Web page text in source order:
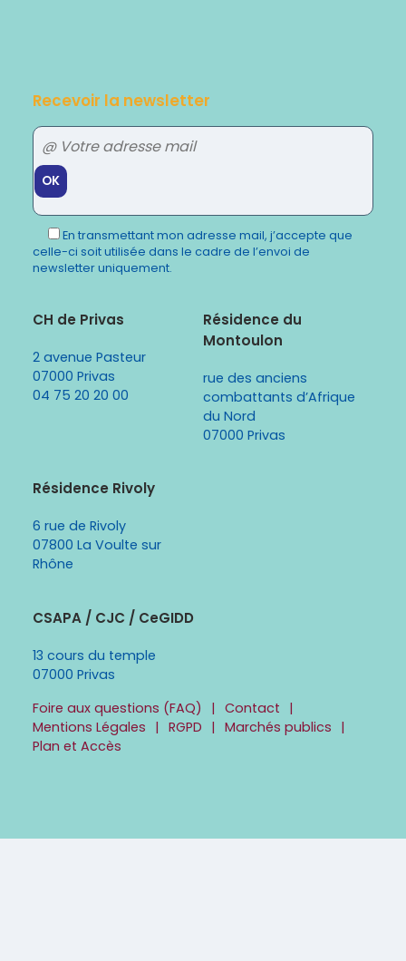
Recevoir la newsletter
Veuillez
laisser
ce
champ
En transmettant mon adresse mail, j’accepte que
celle-ci soit utilisée dans le cadre de l’envoi de
newsletter uniquement.
CH de Privas
2 avenue Pasteur
07000 Privas
04 75 20 20 00
Résidence du
Montoulon
rue des anciens
combattants d’Afrique
du Nord
07000 Privas
Résidence Rivoly
6 rue de Rivoly
07800 La Voulte sur
Rhône
CSAPA / CJC / CeGIDD
13 cours du temple
07000 Privas
Foire aux questions (FAQ)
Contact
Mentions Légales
RGPD
Marchés publics
Plan et Accès